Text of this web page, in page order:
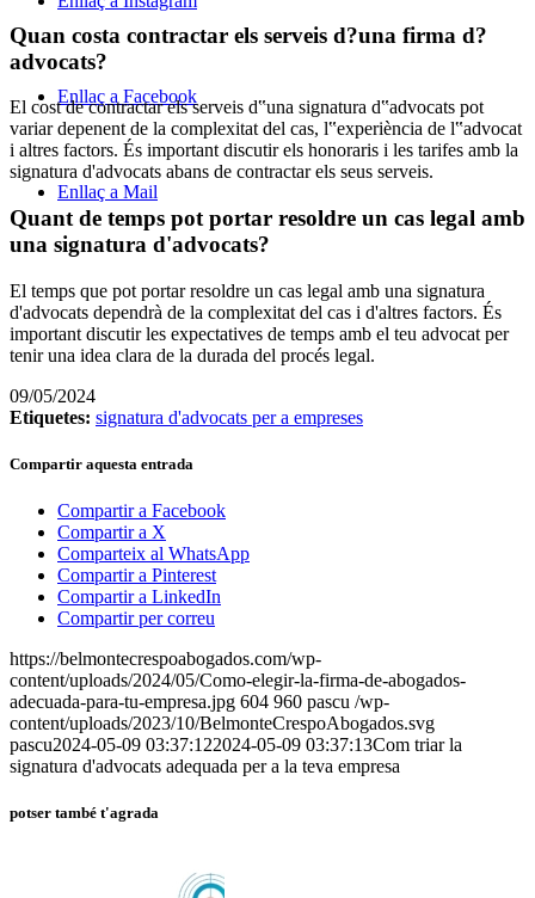
Enllaç a Facebook
Enllaç a Mail
Quan costa contractar els serveis d?una firma d?
advocats?
El cost de contractar els serveis d‟una signatura d‟advocats pot
variar depenent de la complexitat del cas, l‟experiència de l‟advocat
i altres factors. És important discutir els honoraris i les tarifes amb la
signatura d'advocats abans de contractar els seus serveis.
Quant de temps pot portar resoldre un cas legal amb
una signatura d'advocats?
El temps que pot portar resoldre un cas legal amb una signatura
d'advocats dependrà de la complexitat del cas i d'altres factors. És
important discutir les expectatives de temps amb el teu advocat per
tenir una idea clara de la durada del procés legal.
09/05/2024
Etiquetes: signatura d'advocats per a empreses
Compartir aquesta entrada
Compartir a Facebook
Compartir a X
Comparteix al WhatsApp
Compartir a Pinterest
Compartir a LinkedIn
Compartir per correu
https://belmontecrespoabogados.com/wp-
content/uploads/2024/05/Como-elegir-la-firma-de-abogados-
adecuada-para-tu-empresa.jpg 604 960 pascu /wp-
content/uploads/2023/10/BelmonteCrespoAbogados.svg
pascu2024-05-09 03:37:122024-05-09 03:37:13Com triar la
signatura d'advocats adequada per a la teva empresa
potser també t'agrada